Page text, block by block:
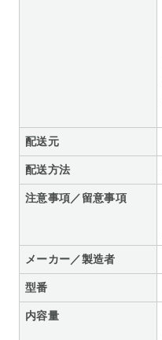
配送元
配送方法
注意事項／留意事項
メーカー／製造者
型番
内容量